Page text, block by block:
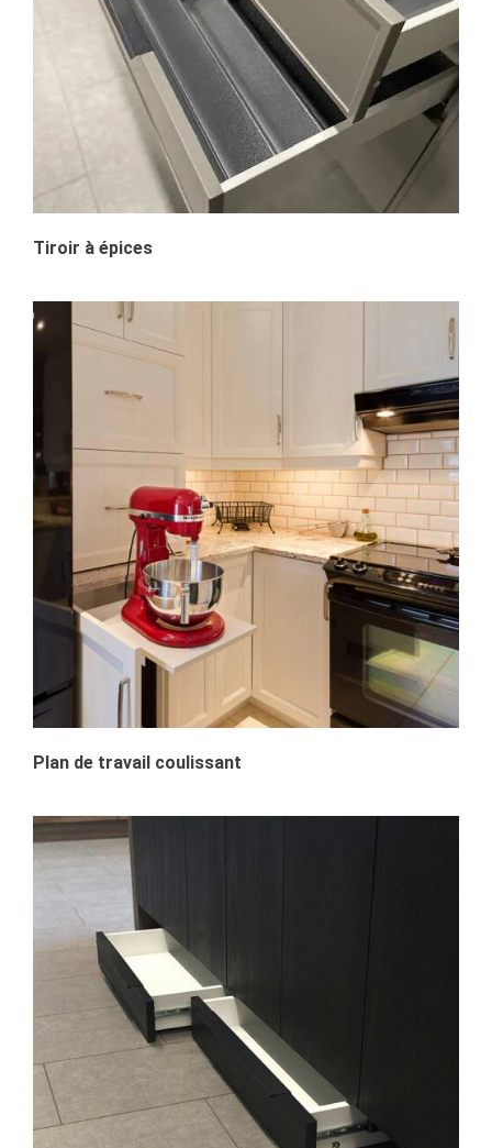
Tiroir à épices
Plan de travail coulissant